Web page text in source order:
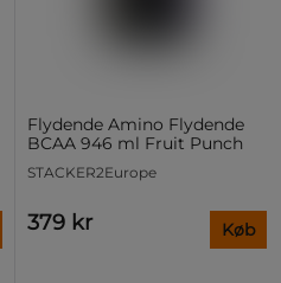
Flydende Amino Flydende
BCAA 946 ml Fruit Punch
STACKER2Europe
379 kr Køb